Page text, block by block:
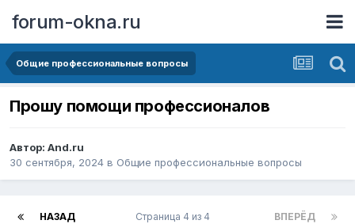
forum-okna.ru
Общие профессиональные вопросы
Прошу помощи профессионалов
Автор: And.ru
30 сентября, 2024 в Общие профессиональные вопросы
НАЗАД ВПЕРЁД
Страница 4 из 4